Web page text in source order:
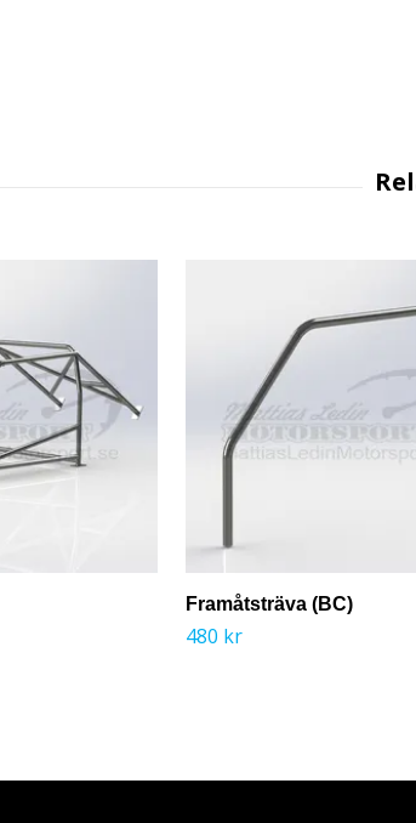
Framåtsträva (BC)
480 kr